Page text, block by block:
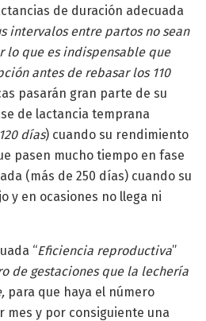
de duración adecuada
intervalos entre partos no sean
lo que es indispensable que
antes de rebasar los 110
pasarán gran parte de su
de lactancia temprana
días) cuando su rendimiento
pasen mucho tiempo en fase
(más de 250 días) cuando su
y en ocasiones no llega ni
“Eficiencia reproductiva”
de gestaciones que la lechería
para que haya el número
mes y por consiguiente una